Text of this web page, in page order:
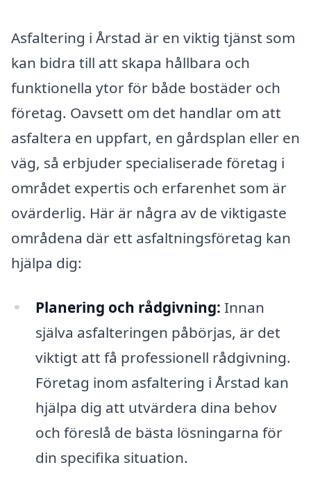
Asfaltering i Årstad är en viktig tjänst som
kan bidra till att skapa hållbara och
funktionella ytor för både bostäder och
företag. Oavsett om det handlar om att
asfaltera en uppfart, en gårdsplan eller en
väg, så erbjuder specialiserade företag i
området expertis och erfarenhet som är
ovärderlig. Här är några av de viktigaste
områdena där ett asfaltningsföretag kan
hjälpa dig:
Planering och rådgivning: Innan
själva asfalteringen påbörjas, är det
viktigt att få professionell rådgivning.
Företag inom asfaltering i Årstad kan
hjälpa dig att utvärdera dina behov
och föreslå de bästa lösningarna för
din specifika situation.